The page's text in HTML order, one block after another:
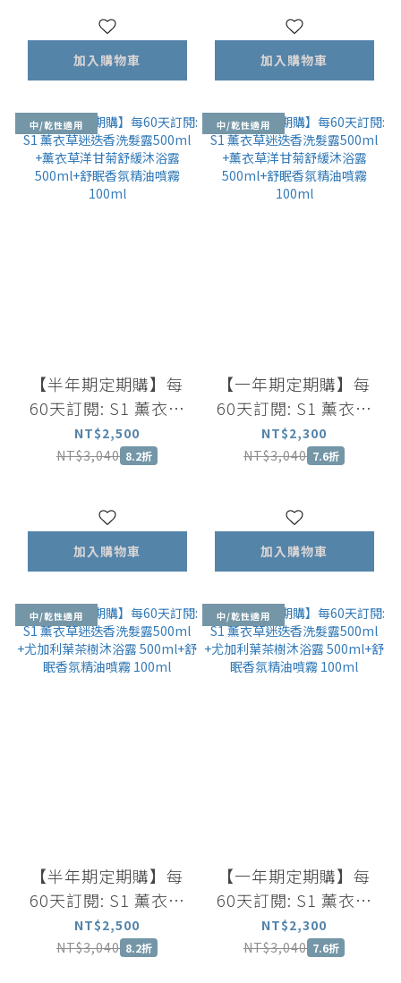
氛精油噴霧 100ml
加入購物車
氛精油噴霧 100ml
加入購物車
中/乾性適用
【半年期定期購】每
60天訂閱: S1 薰衣草
迷迭香洗髮露500ml
+薰衣草洋甘菊舒緩沐
精油噴霧 100ml
NT$2,500
NT$3,040 8.2折
加入購物車
中/乾性適用
【一年期定期購】每
60天訂閱: S1 薰衣草
迷迭香洗髮露500ml
+薰衣草洋甘菊舒緩沐
精油噴霧 100ml
NT$2,300
NT$3,040 7.6折
加入購物車
中/乾性適用
【半年期定期購】每
60天訂閱: S1 薰衣草
迷迭香洗髮露500ml
+尤加利葉茶樹沐浴露
NT$2,500
NT$3,040 8.2折
中/乾性適用
【一年期定期購】每
60天訂閱: S1 薰衣草
迷迭香洗髮露500ml
+尤加利葉茶樹沐浴露
NT$2,300
NT$3,040 7.6折